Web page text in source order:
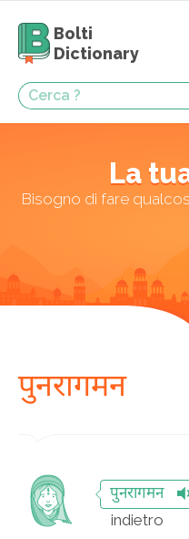
Bolti
Dictionary
La
Bisogno di fare
पुनरागमन
पुनरागमन
indietro